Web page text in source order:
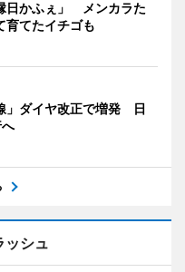
日かふぇ」 メンカラた
育てたイチゴも
」ダイヤ改正で増発 日
ッシュ